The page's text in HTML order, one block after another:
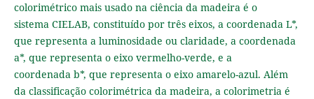
colorimétrico mais usado na ciência da madeira é o
sistema CIELAB, constituído por três eixos, a coordenada L*,
que representa a luminosidade ou claridade, a coordenada
a*, que representa o eixo vermelho-verde, e a
coordenada b*, que representa o eixo amarelo-azul. Além
da classificação colorimétrica da madeira, a colorimetria é